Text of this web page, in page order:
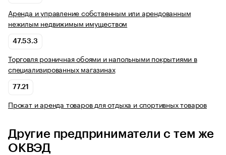
Аренда и управление собственным или арендованным
нежилым недвижимым имуществом
47.53.3
Торговля розничная обоями и напольными покрытиями в
специализированных магазинах
77.21
Прокат и аренда товаров для отдыха и спортивных товаров
Другие предприниматели с тем же
ОКВЭД